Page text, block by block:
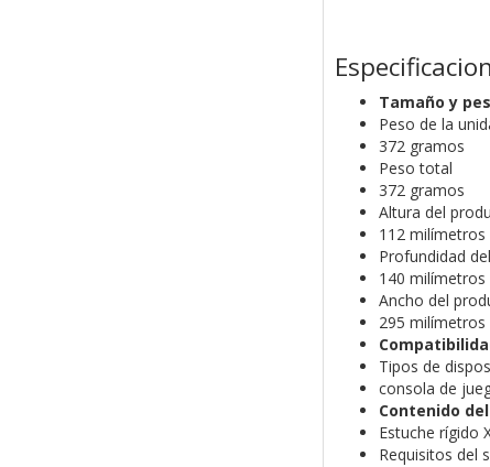
Tamaño y
Peso de la
372 gramos
Peso total
372 gramos
Altura del
112 milímetros
Profundidad
140 milímetros
Ancho del
295 milímetros
Tipos de
consola de
Contenido
Estuche rígido
Requisitos del